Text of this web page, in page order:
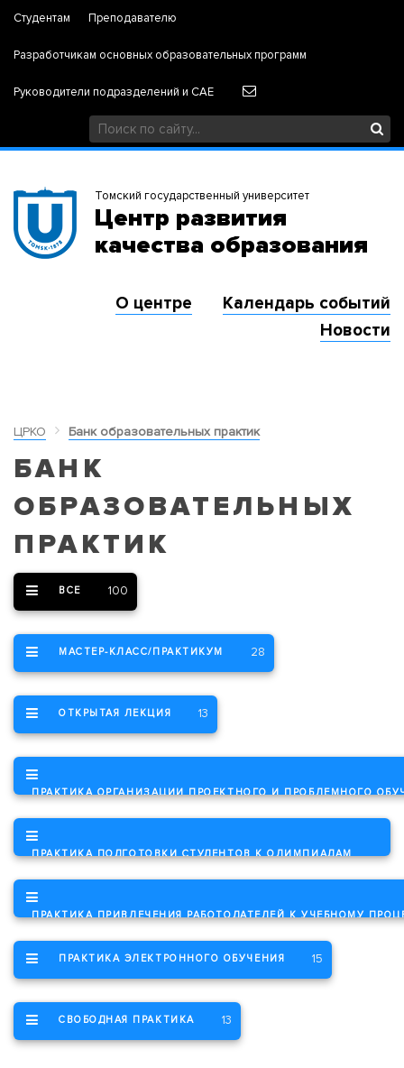
Студентам Преподавателю
Разработчикам основных образовательных программ
Руководители подразделений и САЕ
Томский государственный университет
Центр развития
качества образования
О центре
Календарь событий
Новости
ЦРКО Банк образовательных практик
БАНК
ОБРАЗОВАТЕЛЬНЫХ
ПРАКТИК
ВСЕ 100
МАСТЕР-КЛАСС/ПРАКТИКУМ 28
ОТКРЫТАЯ ЛЕКЦИЯ 13
ПРАКТИКА ОРГАНИЗАЦИИ ПРОЕКТНОГО И ПРОБЛЕМНОГО
ПРАКТИКА ПОДГОТОВКИ СТУДЕНТОВ К ОЛИМПИАДАМ
ПРАКТИКА ПРИВЛЕЧЕНИЯ РАБОТОДАТЕЛЕЙ К УЧЕБНОМУ
ПРАКТИКА ЭЛЕКТРОННОГО ОБУЧЕНИЯ 15
СВОБОДНАЯ ПРАКТИКА 13